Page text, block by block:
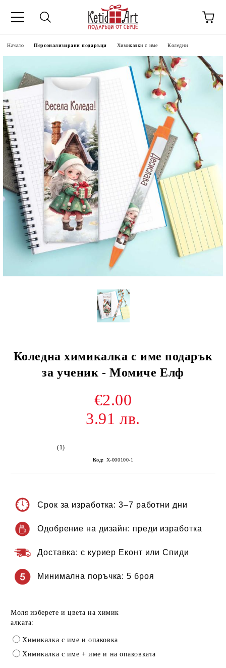
Начало Персонализирани подаръци Химикалки с име Коледни
Коледна химикалка с име подарък
за ученик - Момиче Елф
€2.00
3.91 лв.
(1)
Код: Х-000100-1
Срок за изработка: 3–7 работни дни
Одобрение на дизайн: преди изработка
Доставка: с куриер Еконт или Спиди
Минимална поръчка: 5 броя
Моля изберете и цвета на химик
алката:
Химикалка с име и опаковка
Химикалка с име + име и на опаковката